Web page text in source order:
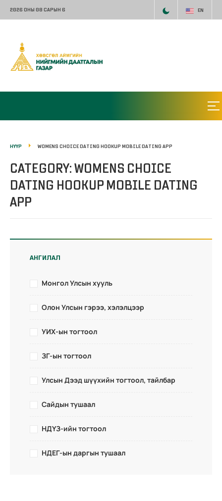
2026 ОНЫ 08 САРЫН 6 EN
НҮҮР WOMENS CHOICE DATING HOOKUP MOBILE DATING APP
CATEGORY: WOMENS CHOICE
DATING HOOKUP MOBILE DATING
APP
АНГИЛАЛ
Монгол Улсын хууль
Олон Улсын гэрээ, хэлэлцээр
УИХ-ын тогтоол
ЗГ-ын тогтоол
Улсын Дээд шүүхийн тогтоол, тайлбар
Сайдын тушаал
НДҮЗ-ийн тогтоол
НДЕГ-ын даргын тушаал